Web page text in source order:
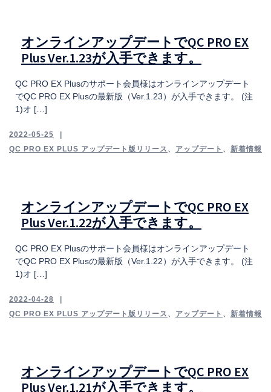
オンラインアップデートでQC PRO EX
Plus Ver.1.23が入手できます。
QC PRO EX Plusのサポート会員様はオンラインアップデート
でQC PRO EX Plusの最新版（Ver.1.23）が入手できます。 (注
1)オ […]
2022-05-25
QC PRO EX PLUS アップデート版リリース 、 アップデート 、 新着情報
オンラインアップデートでQC PRO EX
Plus Ver.1.22が入手できます。
QC PRO EX Plusのサポート会員様はオンラインアップデート
でQC PRO EX Plusの最新版（Ver.1.22）が入手できます。 (注
1)オ […]
2022-04-28
QC PRO EX PLUS アップデート版リリース 、 アップデート 、 新着情報
オンラインアップデートでQC PRO EX
Plus Ver.1.21が入手できます。